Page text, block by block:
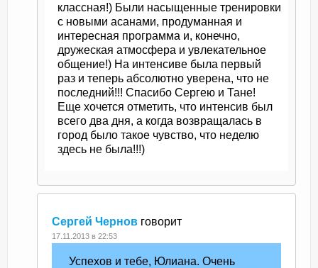
классная!) Были насыщенные тренировки
с новыми асанами, продуманная и
интересная программа и, конечно,
дружеская атмосфера и увлекательное
общение!) На интенсиве была первый
раз и теперь абсолютно уверена, что не
последний!!! Спасибо Сергею и Тане!
Еще хочется отметить, что интенсив был
всего два дня, а когда возвращалась в
город было такое чувство, что неделю
здесь не была!!!)
Сергей Чернов говорит
17.11.2013 в 22:53
Успехов и тебе, Юлиана. Очень